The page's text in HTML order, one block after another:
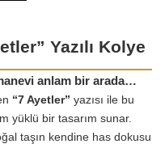
Yazılı Kolye
anlam bir arada…
“7 Ayetler” yazısı ile bu
yüklü bir tasarım sunar.
taşın kendine has dokusu